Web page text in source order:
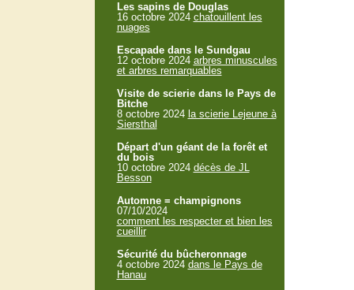
Les sapins de Douglas
16 octobre 2024 chatouillent les
nuages
Escapade dans le Sundgau
12 octobre 2024 arbres minuscules
et arbres remarquables
Visite de scierie dans le Pays de
Bitche
8 octobre 2024 la scierie Lejeune à
Siersthal
Départ d'un géant de la forêt et
du bois
10 octobre 2024 décès de JL
Besson
Automne = champignons
07/10/2024
comment les respecter et bien les
cueillir
Sécurité du bûcheronnage
4 octobre 2024 dans le Pays de
Hanau